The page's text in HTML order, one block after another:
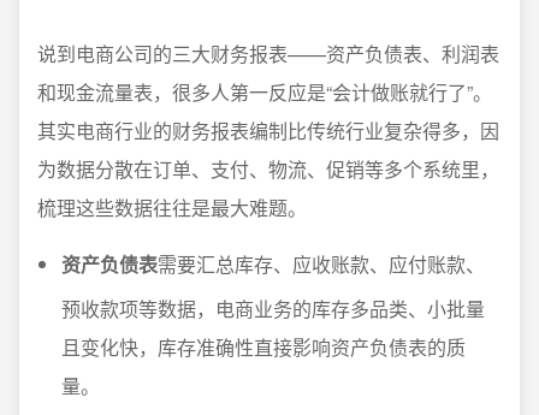
说到电商公司的三大财务报表——资产负债表、利润表
和现金流量表，很多人第一反应是“会计做账就行了”。
其实电商行业的财务报表编制比传统行业复杂得多，因
为数据分散在订单、支付、物流、促销等多个系统里，
梳理这些数据往往是最大难题。
资产负债表需要汇总库存、应收账款、应付账款、
预收款项等数据，电商业务的库存多品类、小批量
且变化快，库存准确性直接影响资产负债表的质
量。